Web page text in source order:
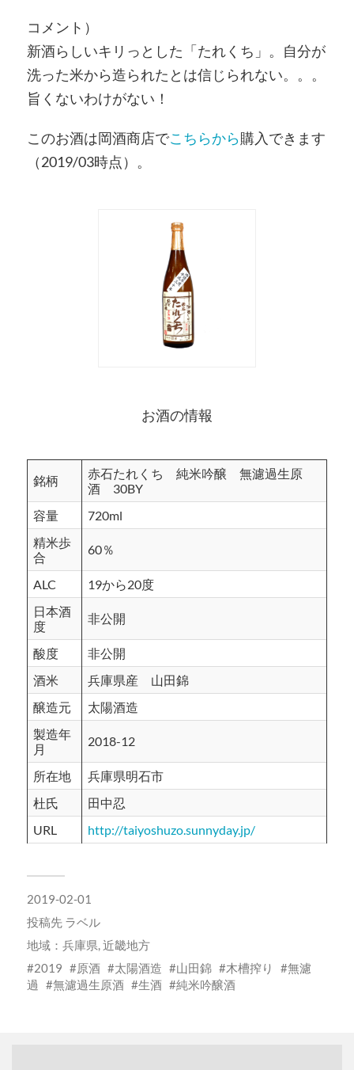
コメント）
新酒らしいキリっとした「たれくち」。自分が
洗った米から造られたとは信じられない。。。
旨くないわけがない！
このお酒は岡酒商店でこちらから購入できます
（2019/03時点）。
お酒の情報
銘柄
赤石たれくち 純米吟醸 無濾過生原
酒 30BY
容量
720ml
精米歩
合
60％
ALC
19から20度
日本酒
度
非公開
酸度
非公開
酒米
兵庫県産 山田錦
醸造元
太陽酒造
製造年
月
2018-12
所在地
兵庫県明石市
杜氏
田中忍
URL
http://taiyoshuzo.sunnyday.jp/
2019-02-01
投稿先 ラベル
地域： 兵庫県,近畿地方
2019
原酒 太陽酒造 山田錦 木槽搾り
無濾
過
無濾過生原酒 生酒 純米吟醸酒